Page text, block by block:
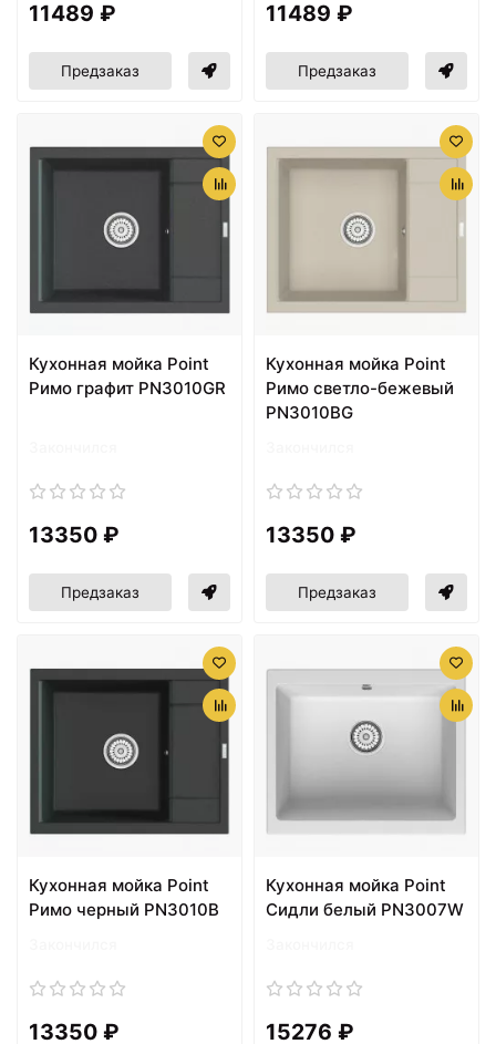
11489 ₽
Предзаказ
11489 ₽
Предзаказ
Кухонная мойка Point
Римо графит PN3010GR
13350 ₽
Предзаказ
Кухонная мойка Point
Римо светло-бежевый
PN3010BG
13350 ₽
Предзаказ
Кухонная мойка Point
Римо черный PN3010B
13350 ₽
Кухонная мойка Point
Сидли белый PN3007W
15276 ₽